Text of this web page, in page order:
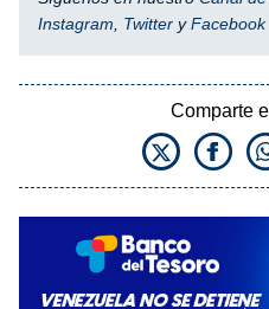
Instagram
Twitter yFacebook
Comparte